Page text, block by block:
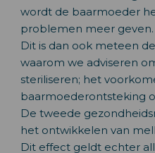
wordt de baarmoeder
problemen meer geven.
Dit is dan ook meteen
waarom we adviseren
steriliseren; het
baarmoederontsteking
De tweede
het ontwikkelen van
Dit effect geldt echter